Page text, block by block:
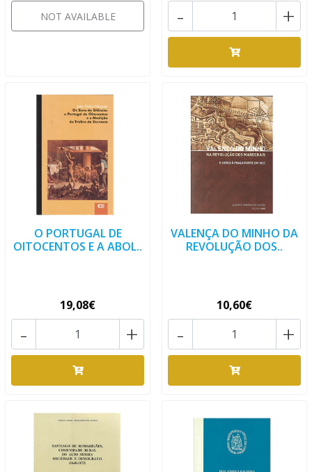
NOT AVAILABLE +
-
O PORTUGAL DE
OITOCENTOS E A ABOL..
19,08€
+
-
VALENÇA DO MINHO DA
REVOLUÇÃO DOS..
10,60€
+
-